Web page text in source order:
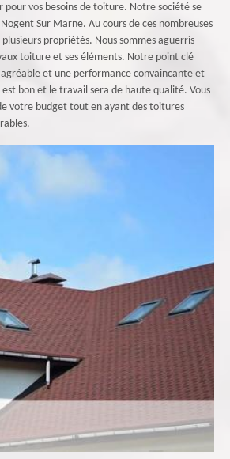
pour vos besoins de toiture. Notre société se
Sur Marne. Au cours de ces nombreuses
plusieurs propriétés. Nous sommes aguerris
toiture et ses éléments. Notre point clé
et une performance convaincante et
bon et le travail sera de haute qualité. Vous
votre budget tout en ayant des toitures